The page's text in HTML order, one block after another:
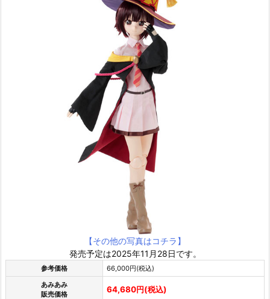
【その他の写真はコチラ】
発売予定は2025年11月28日です。
参考価格
66,000円(税込)
あみあみ
販売価格
64,680円(税込)